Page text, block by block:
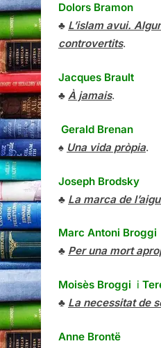
Dolors Bramon
♣ L’islam avui.
controvertits.
Jacques Brault
♣ À jamais.
Gerald Brenan
♠ Una vida pròpia.
Joseph Brodsky
♣ La marca de
Marc Antoni Broggi
♣ Per una mort
Moisès Broggi i
♣ La necessitat de
Anne Brontë